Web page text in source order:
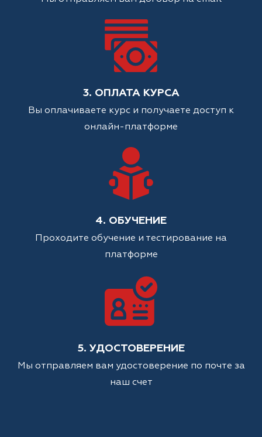
3. ОПЛАТА КУРСА
Вы оплачиваете курс и получаете доступ к
онлайн-платформе
4. ОБУЧЕНИЕ
Проходите обучение и тестирование на
платформе
5. УДОСТОВЕРЕНИЕ
Мы отправляем вам удостоверение по почте за
наш счет